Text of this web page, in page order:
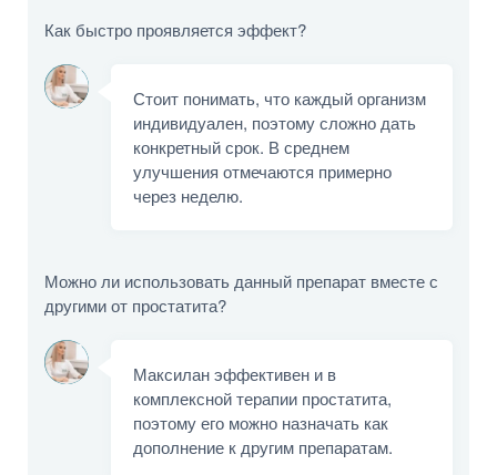
Как быстро проявляется эффект?
Стоит понимать, что каждый организм
индивидуален, поэтому сложно дать
конкретный срок. В среднем
улучшения отмечаются примерно
через неделю.
Можно ли использовать данный препарат вместе с
другими от простатита?
Максилан эффективен и в
комплексной терапии простатита,
поэтому его можно назначать как
дополнение к другим препаратам.